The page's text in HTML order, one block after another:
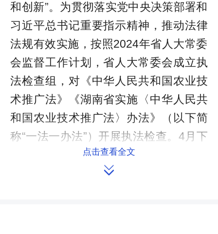
和创新”。为贯彻落实党中央决策部署和
习近平总书记重要指示精神，推动法律
法规有效实施，按照2024年省人大常委
会监督工作计划，省人大常委会成立执
法检查组，对《中华人民共和国农业技
术推广法》《湖南省实施〈中华人民共
和国农业技术推广法〉 办法》（以下简
称“一法一办法”）开展执法检查。4月下
旬，听取了省政府及有关部门情况汇
报；5月至6月，赴岳阳、湘潭、邵阳、
点击查看全文
